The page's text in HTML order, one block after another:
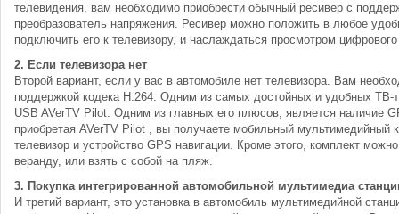
телевидения, вам необходимо приобрести обычный ресивер с
преобразователь напряжения. Ресивер можно положить в любое
подключить его к телевизору, и наслаждаться просмотром
2. Если телевизора нет
Второй вариант, если у вас в автомобиле нет телевизора. Вам
поддержкой кодека Н.264. Одним из самых достойных и удобных ТВ-
USB AVerTV Pilot. Одним из главных его плюсов, является наличие
приобретая AVerTV Pilot , вы получаете мобильный мультимедийный
телевизор и устройство GPS навигации. Кроме этого, комплект
веранду, или взять с собой на пляж.
3. Покупка интегрированной автомобильной мультимедиа
И третий вариант, это установка в автомобиль мультимедийной